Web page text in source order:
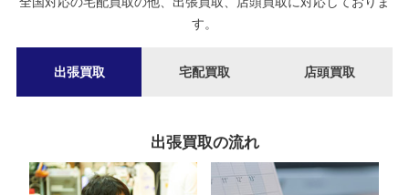
す。
出張買取 宅配買取 店頭買取
出張買取の流れ